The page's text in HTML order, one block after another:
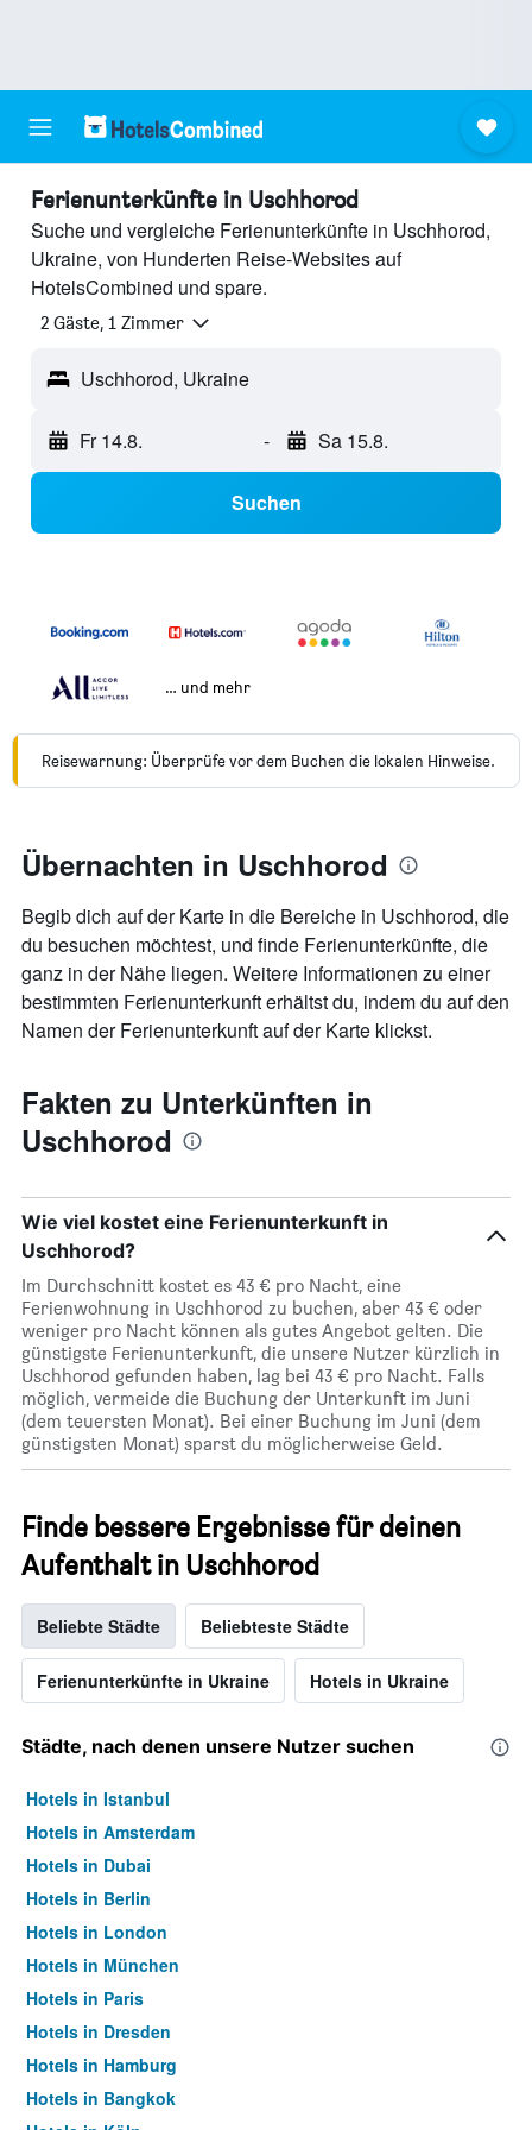
Ferienunterkünfte in Uschhorod
Suche und vergleiche Ferienunterkünfte in Uschhorod,
Ukraine, von Hunderten Reise-Websites auf
HotelsCombined und spare.
2 Gäste, 1 Zimmer
Uschhorod, Ukraine
Fr 14.8. - Sa 15.8.
Suchen
… und mehr
Reisewarnung: Überprüfe vor dem Buchen die lokalen Hinweise.
Übernachten in Uschhorod
Begib dich auf der Karte in die Bereiche in Uschhorod, die
du besuchen möchtest, und finde Ferienunterkünfte, die
ganz in der Nähe liegen. Weitere Informationen zu einer
bestimmten Ferienunterkunft erhältst du, indem du auf den
Namen der Ferienunterkunft auf der Karte klickst.
Fakten zu Unterkünften in
Uschhorod
Wie viel kostet eine Ferienunterkunft in
Uschhorod?
Im Durchschnitt kostet es 43 € pro Nacht, eine
Ferienwohnung in Uschhorod zu buchen, aber 43 € oder
weniger pro Nacht können als gutes Angebot gelten. Die
günstigste Ferienunterkunft, die unsere Nutzer kürzlich in
Uschhorod gefunden haben, lag bei 43 € pro Nacht. Falls
möglich, vermeide die Buchung der Unterkunft im Juni
(dem teuersten Monat). Bei einer Buchung im Juni (dem
günstigsten Monat) sparst du möglicherweise Geld.
Finde bessere Ergebnisse für deinen
Aufenthalt in Uschhorod
Beliebte Städte Beliebteste Städte
Ferienunterkünfte in Ukraine Hotels in Ukraine
Städte, nach denen unsere Nutzer suchen
Hotels in Istanbul
Hotels in Amsterdam
Hotels in Dubai
Hotels in Berlin
Hotels in London
Hotels in München
Hotels in Paris
Hotels in Dresden
Hotels in Hamburg
Hotels in Bangkok